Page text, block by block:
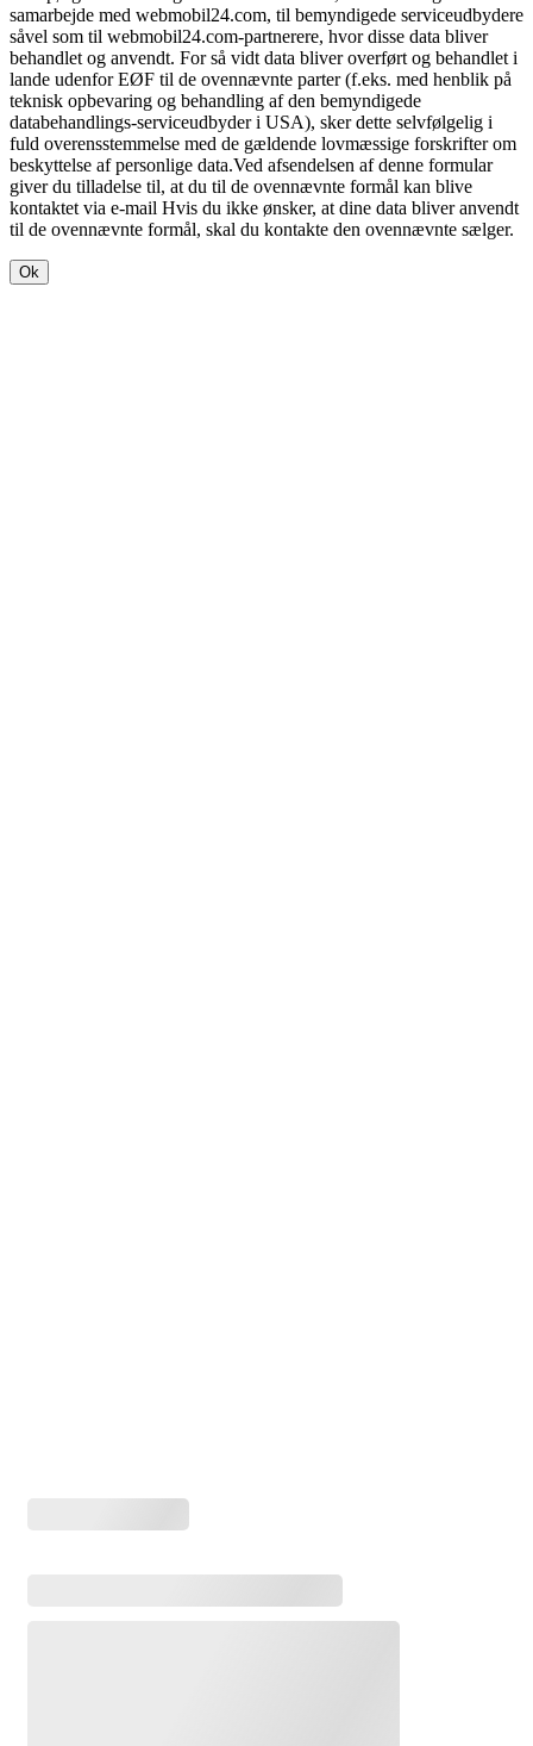
samarbejde med webmobil24.com, til bemyndigede serviceudbydere
såvel som til webmobil24.com-partnerere, hvor disse data bliver
behandlet og anvendt. For så vidt data bliver overført og behandlet i
lande udenfor EØF til de ovennævnte parter (f.eks. med henblik på
teknisk opbevaring og behandling af den bemyndigede
databehandlings-serviceudbyder i USA), sker dette selvfølgelig i
fuld overensstemmelse med de gældende lovmæssige forskrifter om
beskyttelse af personlige data.Ved afsendelsen af denne formular
giver du tilladelse til, at du til de ovennævnte formål kan blive
kontaktet via e-mail Hvis du ikke ønsker, at dine data bliver anvendt
til de ovennævnte formål, skal du kontakte den ovennævnte sælger.
Ok